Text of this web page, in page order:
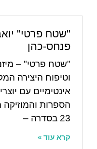
"שטח פרטי"
פנחס-כהן
"שטח פרטי" –
וטיפוח היצירה
אינטימיים עם
הספרות
23 בסדרה –
קרא עוד »